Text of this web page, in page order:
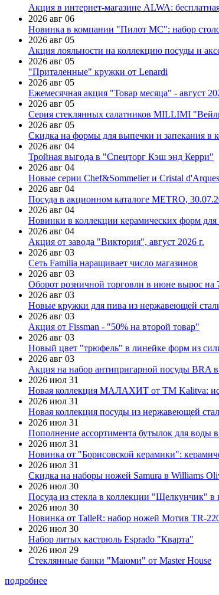
Акция в интернет-магазине ALWA:
2026 авг 06
Новинка в компании "Пилот МС": набор
2026 авг 05
Акция лояльности на коллекцию посуды и
2026 авг 05
"Приталенные" кружки от Lenardi
2026 авг 05
Ежемесячная акция "Товар месяца" - август
2026 авг 05
Серия стеклянных салатников MILLIMI
2026 авг 05
Скидка на формы для выпечки и запекания
2026 авг 04
Тройная выгода в "Спецторг Кэш энд Керри"
2026 авг 04
Новые серии Chef&Sommelier и Cristal
2026 авг 04
Посуда в акционном каталоге METRO,
2026 авг 04
Новинки в коллекции керамических форм
2026 авг 04
Акция от завода "Виктория", август 2026 г.
2026 авг 03
Сеть Familia наращивает число магазинов
2026 авг 03
Оборот розничной торговли в июне вырос на
2026 авг 03
Новые кружки для пива из нержавеющей
2026 авг 03
Акция от Fissman - "50% на второй товар"
2026 авг 03
Новый цвет "трюфель" в линейке форм из
2026 авг 03
Акция на набор антипригарной посуды BRA
2026 июл 31
Новая коллекция МАЛАХИТ от ТМ Kalitva:
2026 июл 31
Новая коллекция посуды из нержавеющей
2026 июл 31
Пополнение ассортимента бутылок для воды
2026 июл 31
Новинка от "Борисовской керамики":
2026 июл 31
Скидка на наборы ножей Samura в Williams
2026 июл 30
Посуда из стекла в коллекции "Щелкунчик"
2026 июл 30
Новинка от TalleR: набор ножей Мотив TR-
2026 июл 30
Набор литых кастрюль Esprado "Кварта"
2026 июл 29
Стеклянные банки "Маюми" от Master House
подробнее